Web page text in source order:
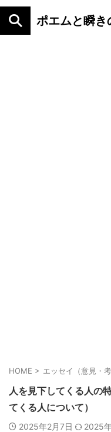
ポエムと瞬き
HOME > エッセイ（意見・
人を見下してくる人の
てくる人について）
2025年2月7日 2025